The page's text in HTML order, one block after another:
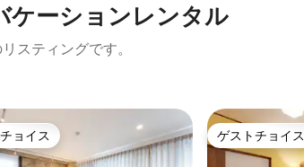
ケ⁠ー⁠シ⁠ョ⁠ン⁠レ⁠ン⁠タ⁠ル
スティングです。
ストチョイスです。
ョイス ゲストチョイス
ゲストチョイス